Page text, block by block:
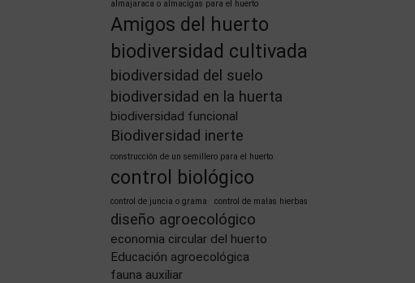
almajaraca o almacigas para el huerto
Amigos del huerto
biodiversidad cultivada
biodiversidad del suelo
biodiversidad en la huerta
biodiversidad funcional
Biodiversidad inerte
construcción de un semillero para el huerto
control biológico
control de juncia o grama control de malas hierbas
diseño agroecológico
economia circular del huerto
Educación agroecológica
fauna auxiliar